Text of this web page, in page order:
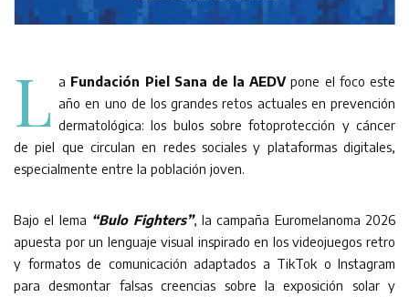
L a Fundación Piel Sana de la AEDVpone el foco este
año en uno de los grandes retos actuales en prevención
dermatológica: los bulos sobre fotoprotección y cáncer
de piel que circulan en redes sociales y plataformas digitales,
especialmente entre la población joven.
Bajo el lema “Bulo Fighters”, la campaña Euromelanoma 2026
apuesta por un lenguaje visual inspirado en los videojuegos retro
y formatos de comunicación adaptados a TikTok o Instagram
para desmontar falsas creencias sobre la exposición solar y